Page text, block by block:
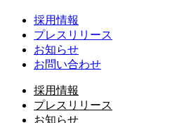
採用情報
プレスリリース
お知らせ
お問い合わせ
採用情報
プレスリリース
お知らせ